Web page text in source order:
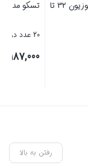
رفتن به بالا